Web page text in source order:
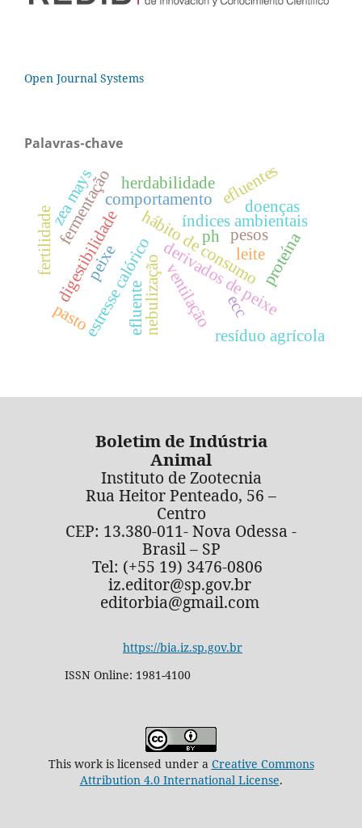
Open Journal Systems
Palavras-chave
peixe derivados de peixe
hábito de consumo
comportamento
estresse calórico
índices ambientais
nebulizaçãoventilação
digestibilidade
efluente
fermentação ph proteína
resíduo agrícola
zea mays efluentes
herdabilidade
pesos
pasto
doenças
leite
ecc
fertilidade
Boletim de Indústria
Animal
Instituto de Zootecnia
Rua Heitor Penteado, 56 –
Centro
CEP: 13.380-011- Nova Odessa -
Brasil – SP
Tel: (+55 19) 3476-0806
iz.editor@sp.gov.br
editorbia@gmail.com
https://bia.iz.sp.gov.br
ISSN Online: 1981-4100
This work is licensed under a Creative Commons
Attribution 4.0 International License.